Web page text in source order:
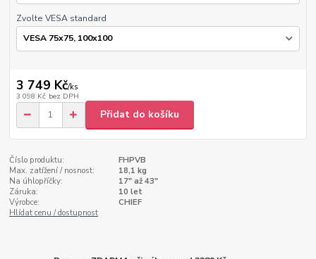
Zvolte VESA standard
3 749 Kč/ks
3 098 Kč bez DPH
Přidat do košíku
Číslo produktu:
FHPVB
Max. zatížení / nosnost:
18,1 kg
Na úhlopříčky:
17" až 43"
Záruka:
10 let
Výrobce:
CHIEF
Hlídat cenu / dostupnost